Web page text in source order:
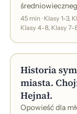
miastem? Co
45 min · Klasy 1-3,
Klasy 4-8, Klasy 7-
Historia
miasta.
Hejnał.
Opowieść dla